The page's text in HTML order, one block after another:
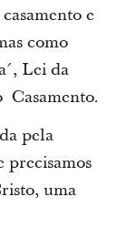
e
como
Lei da
Casamento.
pela
precisamos
uma